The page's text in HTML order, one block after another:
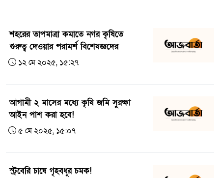
শহরের তাপমাত্রা কমাতে নগর কৃষিতে
গুরুত্ব দেওয়ার পরামর্শ বিশেষজ্ঞদের
১২ মে ২০২৫, ১৫:২৭
আগামী ২ মাসের মধ্যে কৃষি জমি সুরক্ষা
আইন পাশ করা হবে!
৫ মে ২০২৫, ১৫:০৭
স্ট্রবেরি চাষে গৃহবধূর চমক!